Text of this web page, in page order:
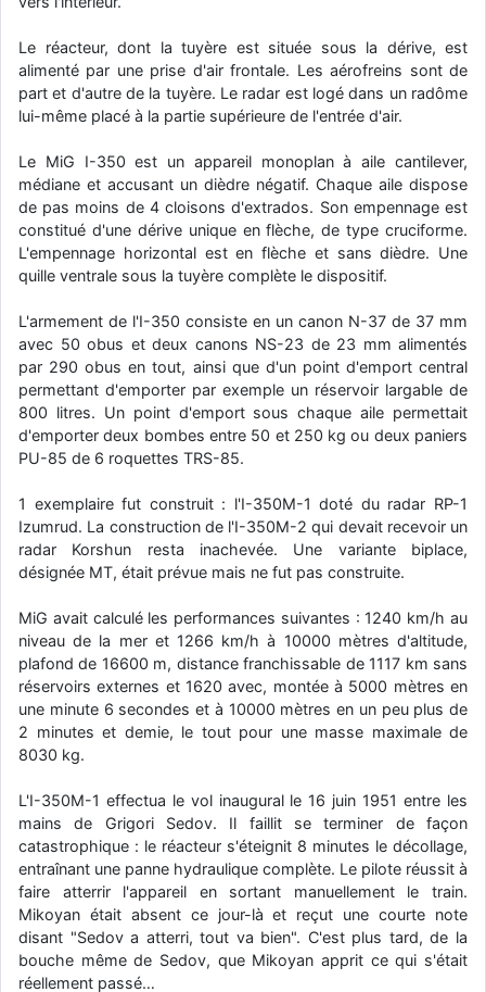
un peu mieux
d9pouces: cette fois, c'est le Brésil et Singapour qui mettent le site
par terre
jericho: Ah ben je peux te confirmer que j'étais resté dans le filtre…
d9pouces
: Désolé ! Mon filtrage a été un peu trop violent
manifestement
tout voir
Le réacteur, dont la tuyère est située sous la dérive, est
alimenté par une prise d'air frontale. Les aérofreins sont de
part et d'autre de la tuyère. Le radar est logé dans un radôme
lui-même placé à la partie supérieure de l'entrée d'air.
Le MiG I-350 est un appareil monoplan à aile cantilever,
médiane et accusant un dièdre négatif. Chaque aile dispose
de pas moins de 4 cloisons d'extrados. Son empennage est
constitué d'une dérive unique en flèche, de type cruciforme.
L'empennage horizontal est en flèche et sans dièdre. Une
quille ventrale sous la tuyère complète le dispositif.
L'armement de l'I-350 consiste en un canon N-37 de 37 mm
avec 50 obus et deux canons NS-23 de 23 mm alimentés
par 290 obus en tout, ainsi que d'un point d'emport central
permettant d'emporter par exemple un réservoir largable de
800 litres. Un point d'emport sous chaque aile permettait
d'emporter deux bombes entre 50 et 250 kg ou deux paniers
PU-85 de 6 roquettes TRS-85.
1 exemplaire fut construit : l'I-350M-1 doté du radar RP-1
Izumrud. La construction de l'I-350M-2 qui devait recevoir un
radar Korshun resta inachevée. Une variante biplace,
désignée MT, était prévue mais ne fut pas construite.
MiG avait calculé les performances suivantes : 1240 km/h au
niveau de la mer et 1266 km/h à 10000 mètres d'altitude,
plafond de 16600 m, distance franchissable de 1117 km sans
réservoirs externes et 1620 avec, montée à 5000 mètres en
une minute 6 secondes et à 10000 mètres en un peu plus de
2 minutes et demie, le tout pour une masse maximale de
8030 kg.
L'I-350M-1 effectua le vol inaugural le 16 juin 1951 entre les
mains de Grigori Sedov. Il faillit se terminer de façon
catastrophique : le réacteur s'éteignit 8 minutes le décollage,
entraînant une panne hydraulique complète. Le pilote réussit à
faire atterrir l'appareil en sortant manuellement le train.
Mikoyan était absent ce jour-là et reçut une courte note
disant "Sedov a atterri, tout va bien". C'est plus tard, de la
bouche même de Sedov, que Mikoyan apprit ce qui s'était
réellement passé…